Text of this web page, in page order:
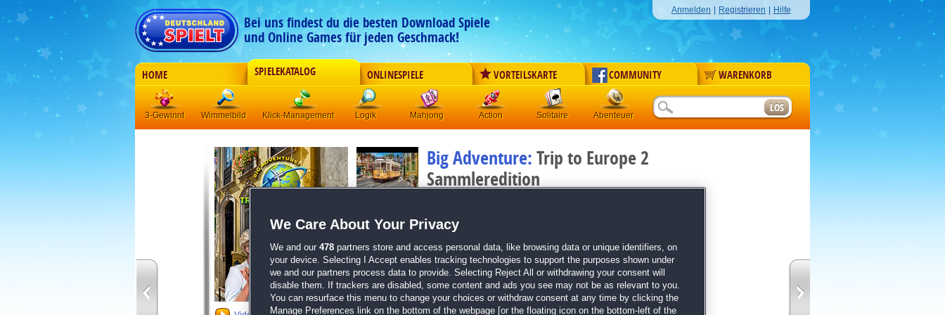
Bei uns findest du die besten Download Spiele
und Online Games für jeden Geschmack!
Anmelden Registrieren Hilfe
HOME SPIELEKATALOG ONLINESPIELE VORTEILSKARTE COMMUNITY WARENKORB
3-Gewinnt Wimmelbild Klick-Management Logik Mahjong Action Solitaire Abenteuer
Big Adventure:Trip to Europe 2
Sammleredition
Wimmelbild | Größe: 309.1 MB
Besuche 17 Länder und 28 verschiedene Städte
Herausfordernde Wimmelbild-Szenen
Clevere Minispiele
We Care About Your Privacy
We and our 478 partners store and access personal data, like browsing data or unique identifiers, on
your device. Selecting I Accept enables tracking technologies to support the purposes shown under
we and our partners process data to provide. Selecting Reject All or withdrawing your consent will
disable them. If trackers are disabled, some content and ads you see may not be as relevant to you.
You can resurface this menu to change your choices or withdraw consent at any time by clicking the
Manage Preferences link on the bottom of the webpage [or the floating icon on the bottom-left of the